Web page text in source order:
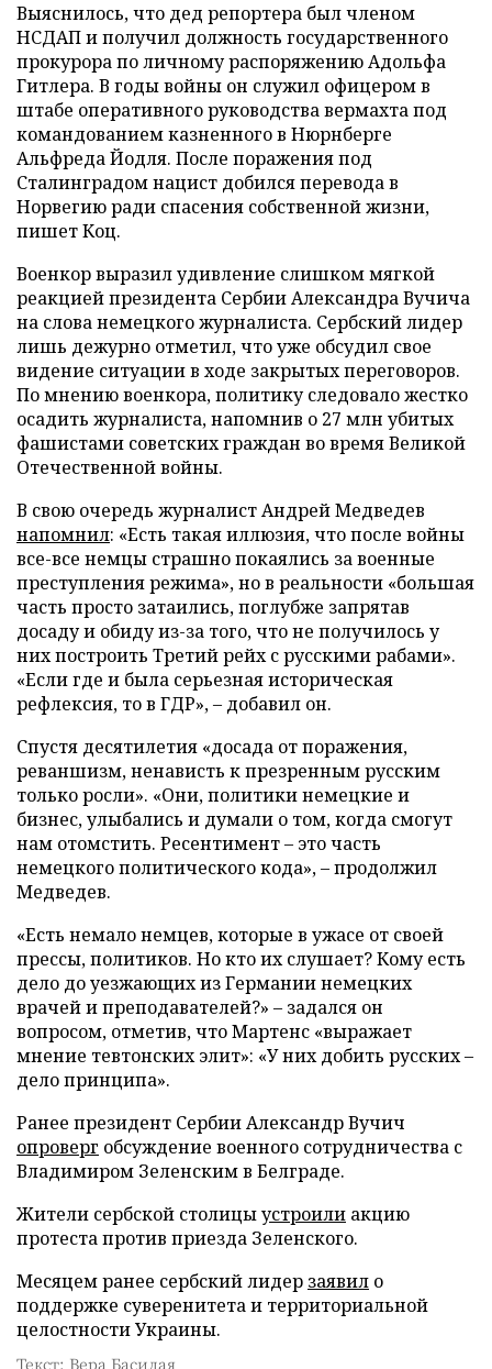
Выяснилось, что дед репортера был членом
НСДАП и получил должность государственного
прокурора по личному распоряжению Адольфа
Гитлера. В годы войны он служил офицером в
штабе оперативного руководства вермахта под
командованием казненного в Нюрнберге
Альфреда Йодля. После поражения под
Сталинградом нацист добился перевода в
Норвегию ради спасения собственной жизни,
пишет Коц.
Военкор выразил удивление слишком мягкой
реакцией президента Сербии Александра Вучича
на слова немецкого журналиста. Сербский лидер
лишь дежурно отметил, что уже обсудил свое
видение ситуации в ходе закрытых переговоров.
По мнению военкора, политику следовало жестко
осадить журналиста, напомнив о 27 млн убитых
фашистами советских граждан во время Великой
Отечественной войны.
В свою очередь журналист Андрей Медведев
напомнил: «Есть такая иллюзия, что после войны
все-все немцы страшно покаялись за военные
преступления режима», но в реальности «большая
часть просто затаились, поглубже запрятав
досаду и обиду из-за того, что не получилось у
них построить Третий рейх с русскими рабами».
«Если где и была серьезная историческая
рефлексия, то в ГДР», – добавил он.
Спустя десятилетия «досада от поражения,
реваншизм, ненависть к презренным русским
только росли». «Они, политики немецкие и
бизнес, улыбались и думали о том, когда смогут
нам отомстить. Ресентимент – это часть
немецкого политического кода», – продолжил
Медведев.
«Есть немало немцев, которые в ужасе от своей
прессы, политиков. Но кто их слушает? Кому есть
дело до уезжающих из Германии немецких
врачей и преподавателей?» – задался он
вопросом, отметив, что Мартенс «выражает
мнение тевтонских элит»: «У них добить русских –
дело принципа».
Ранее президент Сербии Александр Вучич
опроверг обсуждение военного сотрудничества с
Владимиром Зеленским в Белграде.
Жители сербской столицыустроили акцию
протеста против приезда Зеленского.
Месяцем ранее сербский лидер заявил о
поддержке суверенитета и территориальной
целостности Украины.
Текст: Вера Басилая